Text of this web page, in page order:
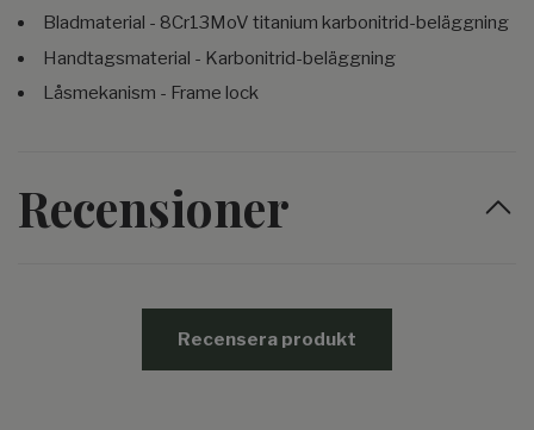
Bladmaterial - 8Cr13MoV titanium karbonitrid-beläggning
Handtagsmaterial - Karbonitrid-beläggning
Låsmekanism - Frame lock
Recensioner
Recensera produkt